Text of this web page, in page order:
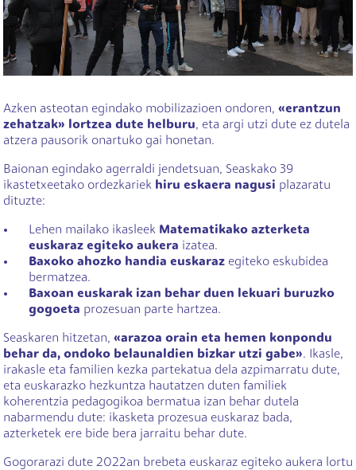
Azken asteotan egindako mobilizazioen ondoren, «erantzun
zehatzak» lortzea dute helburu, eta argi utzi dute ez dutela
atzera pausorik onartuko gai honetan.
Baionan egindako agerraldi jendetsuan, Seaskako 39
ikastetxeetako ordezkariek hiru eskaera nagusi plazaratu
dituzte:
Lehen mailako ikasleek Matematikako azterketa
euskaraz egiteko aukera izatea.
Baxoko ahozko handia euskaraz egiteko eskubidea
bermatzea.
Baxoan euskarak izan behar duen lekuari buruzko
gogoeta prozesuan parte hartzea.
Seaskaren hitzetan, «arazoa orain eta hemen konpondu
behar da, ondoko belaunaldien bizkar utzi gabe». Ikasle,
irakasle eta familien kezka partekatua dela azpimarratu dute,
eta euskarazko hezkuntza hautatzen duten familiek
koherentzia pedagogikoa bermatua izan behar dutela
nabarmendu dute: ikasketa prozesua euskaraz bada,
azterketek ere bide bera jarraitu behar dute.
Gogorarazi dute 2022an brebeta euskaraz egiteko aukera lortu